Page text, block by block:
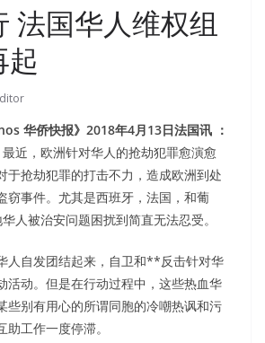
法国华人维权组
起
华侨快报》2018年4月13日法国讯 ：
最近，欧洲针对华人的抢劫犯罪愈演愈
于抢劫犯罪的打击不力，造成欧洲到处
窃事件。尤其是西班牙，法国，和葡
人被治安问题困扰到简直无法忍受。
人自发团结起来，自卫和**反击针对华
活动。但是在行动过程中，这些热血华
些别有用心的所谓同胞的冷嘲热讽和污
工作一度停滞。